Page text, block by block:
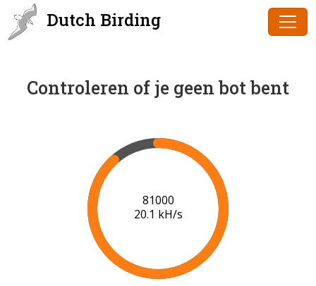
Dutch Birding
Controleren of je geen bot bent
83000
20.3 kH/s